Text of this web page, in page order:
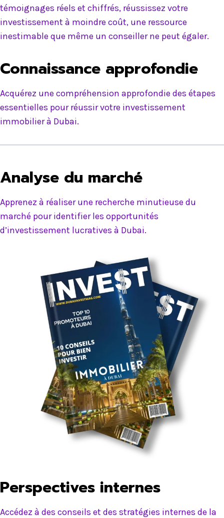
témoignages réels et chiffrés, réussissez votre
investissement à moindre coût, une ressource
inestimable que même un conseiller ne peut égaler.
Connaissance approfondie
Acquérez une compréhension approfondie des étapes
essentielles pour réussir votre investissement
immobilier à Dubai.
Analyse du marché
Apprenez à réaliser une recherche minutieuse du
marché pour identifier les opportunités
d’investissement lucratives à Dubai.
Perspectives internes
Accédez à des conseils et des stratégies internes de la